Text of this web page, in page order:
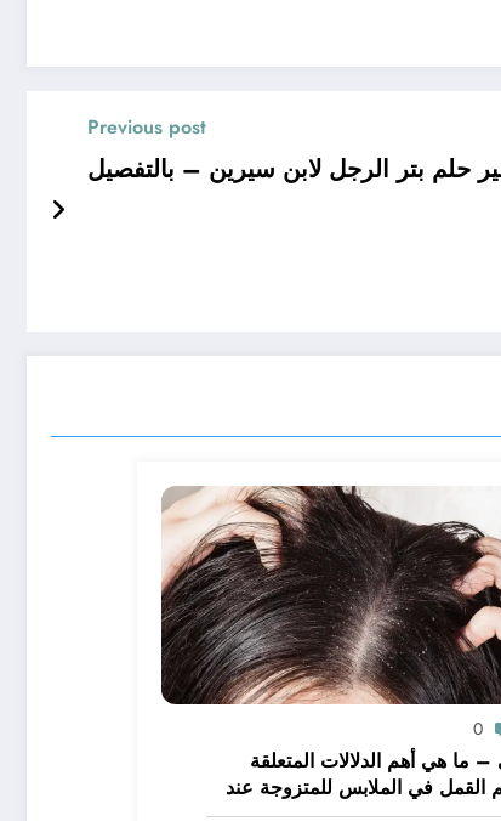
Previous post
بتر الرجل لابن سيرين – بالتفصيل
0
ما هي أهم الدلالات المتعلقة
القمل في الملابس للمتزوجة عند
– بالتفصيل